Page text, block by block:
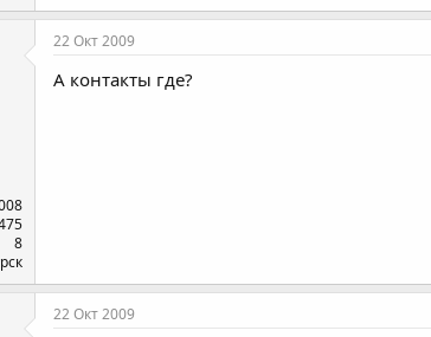
8
22 Окт 2009
А контакты где?
22 Окт 2009